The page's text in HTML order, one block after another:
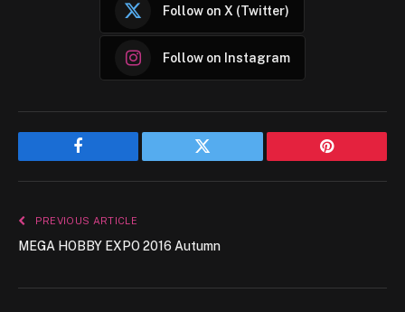
Follow on X (Twitter)
Follow on Instagram
Facebook Twitter Pinterest
PREVIOUS ARTICLE
MEGA HOBBY EXPO 2016 Autumn